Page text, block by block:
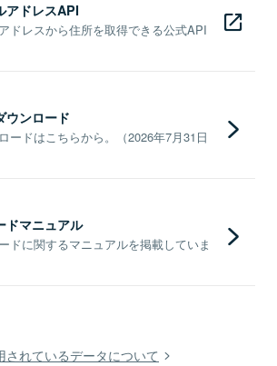
アドレスAPI
ドレスから住所を取得できる公式API
ウンロード
ードはこちらから。（2026年7月31日
ドマニュアル
ドに関するマニュアルを掲載していま
れているデータについて